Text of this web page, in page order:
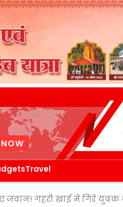
Travel
गहरी खाई में गिरे युवक